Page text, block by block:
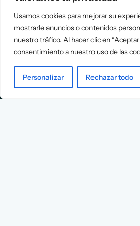
Usamos cookies para mejorar su
mostrarle anuncios o contenidos
nuestro tráfico. Al hacer clic en
consentimiento a nuestro uso de las
Personalizar Rechazar todo